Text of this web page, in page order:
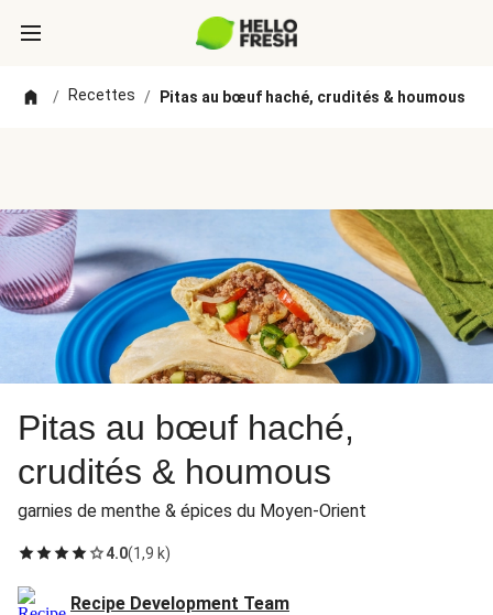
/ Recettes / Pitas au bœuf haché, crudités & houmous
Pitas au bœuf haché,
crudités & houmous
garnies de menthe & épices du Moyen-Orient
4.0(1,9 k)
Recipe Development Team